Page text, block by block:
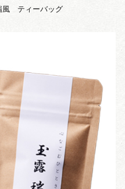
風 ティーバッグ